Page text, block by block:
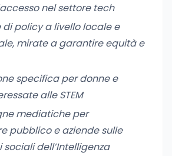
nel settore tech
di policy a livello locale e
mirate a garantire equità e
specifica per donne e
alle STEM
mediatiche per
pubblico e aziende sulle
dell’Intelligenza